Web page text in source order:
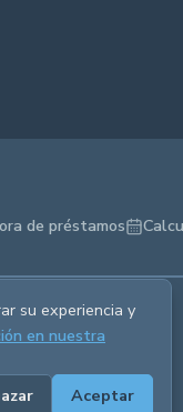
de préstamos
Términos del
su experiencia y
en nuestra
Aceptar